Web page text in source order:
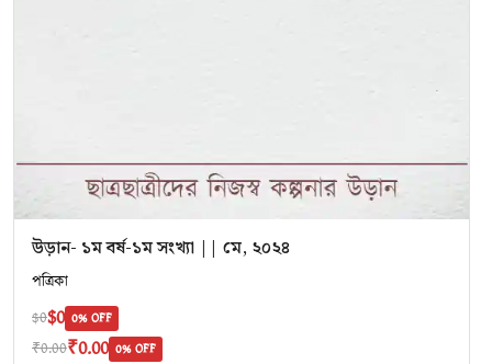
উড়ান- ১ম বর্ষ-১ম সংখ্যা || মে, ২০২৪
পত্রিকা
$0$0 0% OFF
₹0.00₹0.00 0% OFF